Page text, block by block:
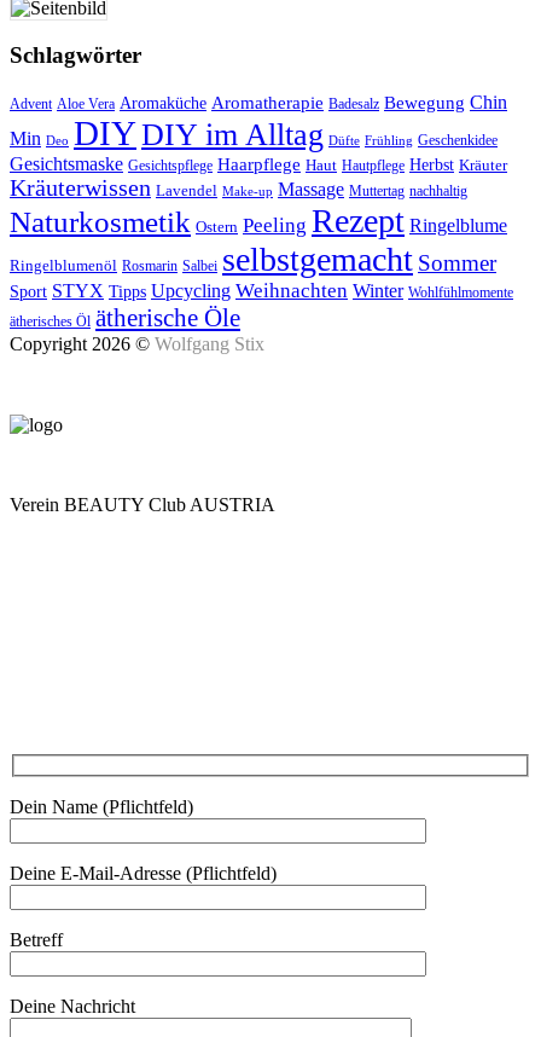
Schlagwörter
Advent Aloe Vera Aromaküche Aromatherapie Badesalz Bewegung Chin
Min Deo DIYDIY im Alltag Düfte Frühling Geschenkidee
Gesichtsmaske Gesichtspflege Haarpflege Haut Hautpflege Herbst Kräuter
Kräuterwissen Lavendel Make-up Massage Muttertag nachhaltig
Naturkosmetik Ostern Peeling Rezept Ringelblume
Ringelblumenöl Rosmarin Salbei selbstgemacht Sommer
Sport STYX Tipps Upcycling Weihnachten Winter Wohlfühlmomente
ätherisches Öl ätherische Öle
Copyright 2026 © Wolfgang Stix
Verein BEAUTY Club AUSTRIA
Dein Name (Pflichtfeld)
Deine E-Mail-Adresse (Pflichtfeld)
Betreff
Deine Nachricht